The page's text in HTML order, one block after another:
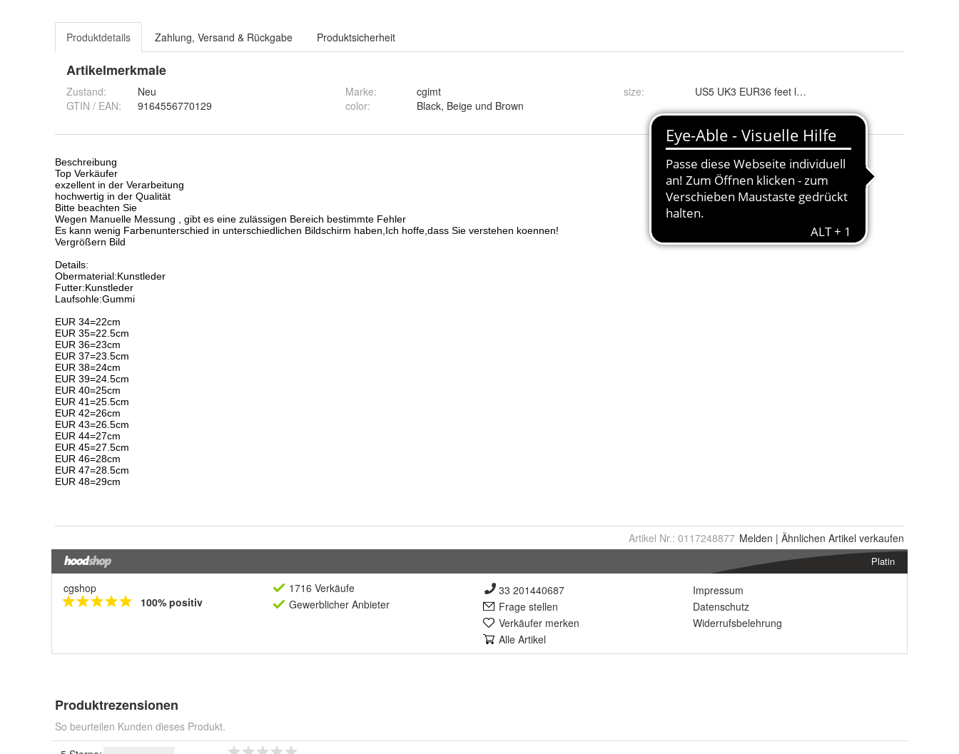
Produktdetails Zahlung, Versand & Rückgabe Produktsicherheit
Artikelmerkmale
Zustand:
Neu
GTIN / EAN:
9164556770129
Marke:
cgimt
color: Black, Beige und Brown
size: US5 UK3 EUR36 feet length 23cm, US4 5 UK2 5
Artikel Nr.: 0117248877 Melden | Ähnlichen Artikel verkaufen
Platin
cgshop
100% positiv
1716 Verkäufe
Gewerblicher Anbieter
33 201440687
Frage stellen
Verkäufer merken
Alle Artikel
Impressum
Datenschutz
Widerrufsbelehrung
Produktrezensionen
So beurteilen Kunden dieses Produkt.